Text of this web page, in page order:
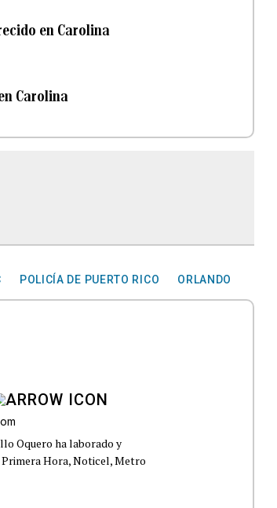
en Carolina
Carolina
POLICÍA DE PUERTO RICO ORLANDO
Oquero ha laborado y
Hora, Noticel, Metro